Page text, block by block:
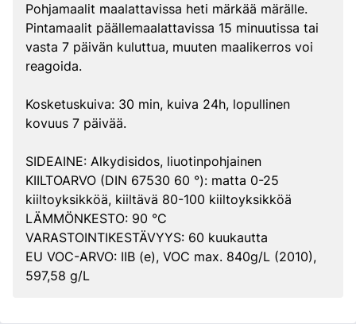
Pohjamaalit maalattavissa heti märkää märälle.
Pintamaalit päällemaalattavissa 15 minuutissa tai
vasta 7 päivän kuluttua, muuten maalikerros voi
reagoida.
Kosketuskuiva: 30 min, kuiva 24h, lopullinen
kovuus 7 päivää.
SIDEAINE: Alkydisidos, liuotinpohjainen
KIILTOARVO (DIN 67530 60 °): matta 0-25
kiiltoyksikköä, kiiltävä 80-100 kiiltoyksikköä
LÄMMÖNKESTO: 90 °C
VARASTOINTIKESTÄVYYS: 60 kuukautta
EU VOC-ARVO: IIB (e), VOC max. 840g/L (2010),
597,58 g/L